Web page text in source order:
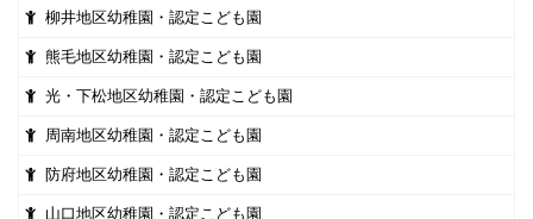
柳井地区幼稚園・認定こども園
熊毛地区幼稚園・認定こども園
光・下松地区幼稚園・認定こども園
周南地区幼稚園・認定こども園
防府地区幼稚園・認定こども園
山口地区幼稚園・認定こども園